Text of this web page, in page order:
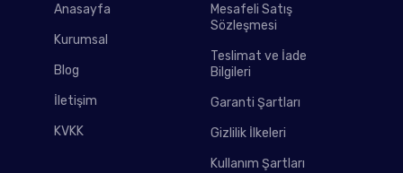
Anasayfa
Kurumsal
Blog
İletişim
KVKK
Mesafeli Satış
Sözleşmesi
Teslimat ve İade
Bilgileri
Garanti Şartları
Gizlilik İlkeleri
Kullanım Şartları